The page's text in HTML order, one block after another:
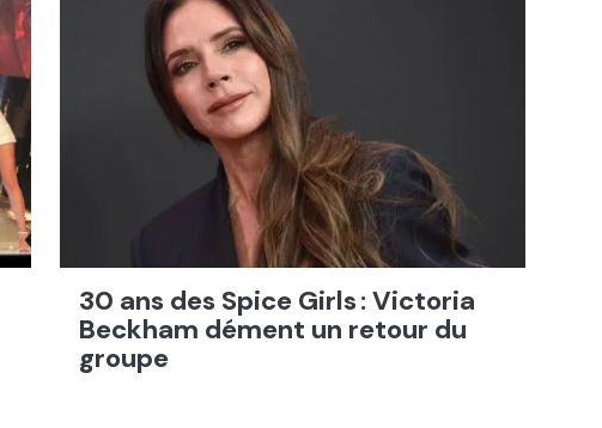
30 ans des Spice Girls : Victoria
Beckham dément un retour du
groupe